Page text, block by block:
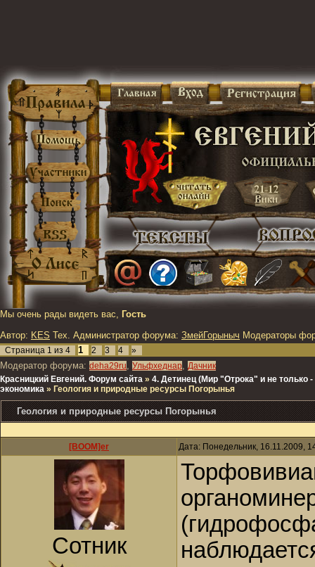
Мы очень рады видеть вас, Гость
Автор: KES Тех. Администратор форума: ЗмейГорыныч Модераторы
Страница 1 из 4 1 2 3 4 »
Модератор форума: deha29ru, Ульфхеднар, Дачник
Красницкий Евгений. Форум сайта » 4. Детинец (Мир "Отрока" и не только
экономика » Геология и природные ресурсы Погорынья
Геология и природные ресурсы Погорынья
[BOOM]er Дата: Понедельник, 16.11.2009,
Сотник